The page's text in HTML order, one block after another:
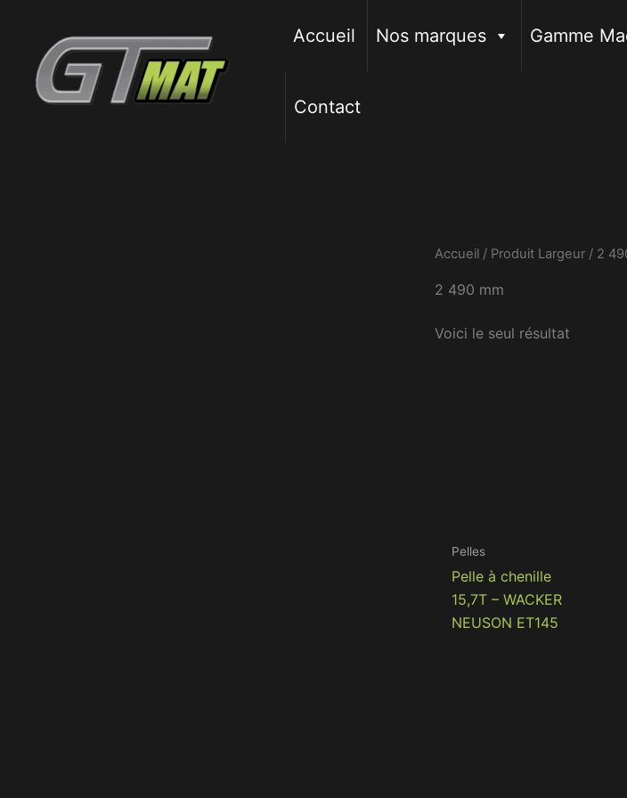
contenu
Accueil Nos marques Gamme
Contact
Accueil / Produit Largeur / 2
2 490 mm
Voici le seul résultat
Pelles
Pelle à chenille
15,7T – WACKER
NEUSON ET145